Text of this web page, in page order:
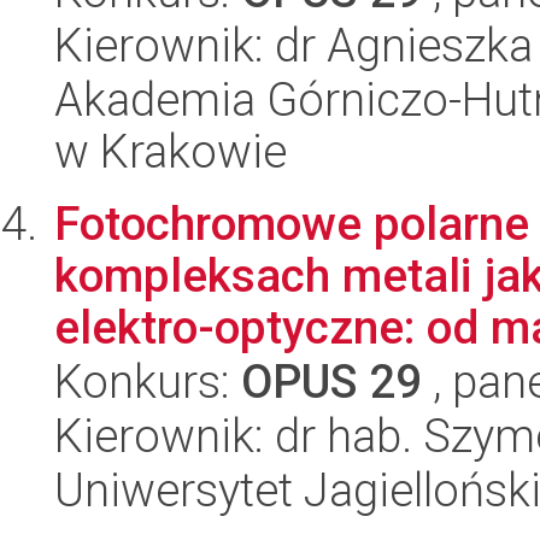
Kierownik: dr
Akademia Górniczo-
w Krakowie
Fotochromowe
kompleksach metali
elektro-optyczne: od
Konkurs: OPUS 29 ,
Kierownik: dr hab.
Uniwersytet Jagielloński